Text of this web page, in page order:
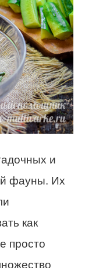
и
фауны. Их
как
просто